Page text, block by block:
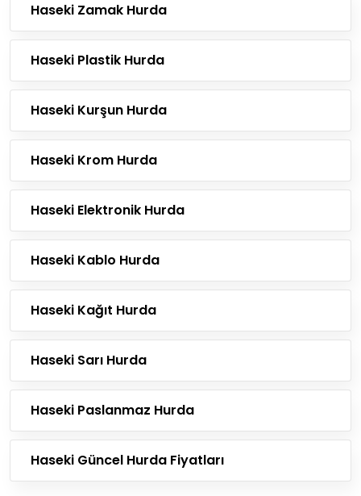
Haseki Zamak Hurda
Haseki Plastik Hurda
Haseki Kurşun Hurda
Haseki Krom Hurda
Haseki Elektronik Hurda
Haseki Kablo Hurda
Haseki Kağıt Hurda
Haseki Sarı Hurda
Haseki Paslanmaz Hurda
Haseki Güncel Hurda Fiyatları